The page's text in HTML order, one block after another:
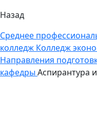
Назад
Среднее
колледж Колледж
Направления
кафедры Аспирантура